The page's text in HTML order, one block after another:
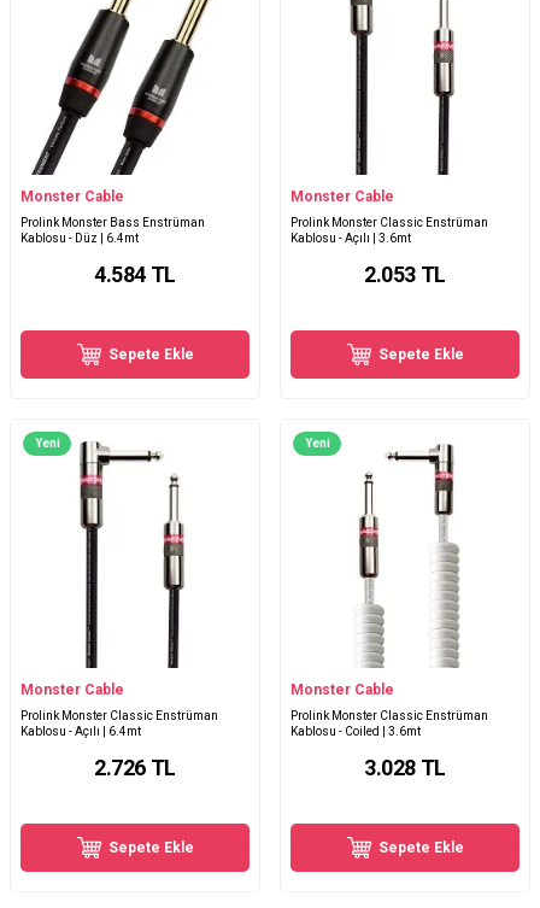
Monster Cable
Prolink Monster Bass Enstrüman
Kablosu - Düz | 6.4mt
4.584 TL
Sepete Ekle
Monster Cable
Prolink Monster Classic Enstrüman
Kablosu - Açılı | 3.6mt
2.053 TL
Sepete Ekle
Yeni
Monster Cable
Prolink Monster Classic Enstrüman
Kablosu - Açılı | 6.4mt
2.726 TL
Sepete Ekle
Yeni
Monster Cable
Prolink Monster Classic Enstrüman
Kablosu - Coiled | 3.6mt
3.028 TL
Sepete Ekle